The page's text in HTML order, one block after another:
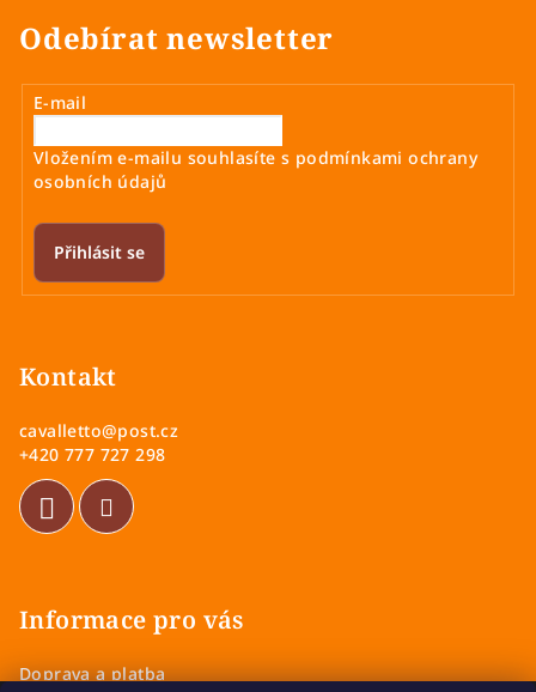
Odebírat newsletter
E-mail
Vložením e-mailu souhlasíte s podmínkami ochrany
osobních údajů
Přihlásit se
Kontakt
cavalletto@post.cz
+420 777 727 298
Informace pro vás
Doprava a platba